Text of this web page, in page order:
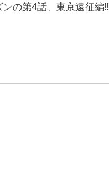
の第4話、東京遠征編‼